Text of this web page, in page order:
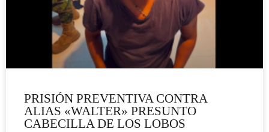
PRISIÓN PREVENTIVA CONTRA
ALIAS «WALTER» PRESUNTO
CABECILLA DE LOS LOBOS